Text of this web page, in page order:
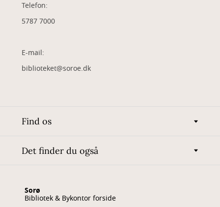
Telefon:
5787 7000
E-mail:
biblioteket@soroe.dk
Find os
Det finder du også
Sorø
Bibliotek & Bykontor forside